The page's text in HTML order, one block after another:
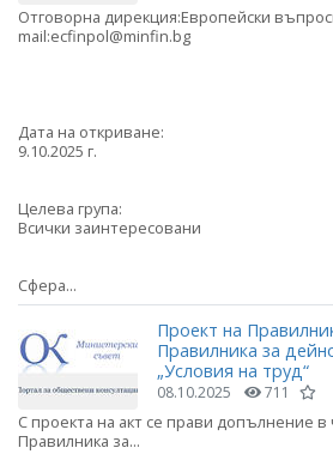
Отговорна дирекция:Европейски
mail:ecfinpol@minfin.bg
Дата на откриване:
9.10.2025 г.
Целева група:
Всички заинтересовани
Сфера...
Проект на
Правилника за
„Условия на труд“
08.10.2025 711
С проекта на акт се прави допълнение в
Правилника за...